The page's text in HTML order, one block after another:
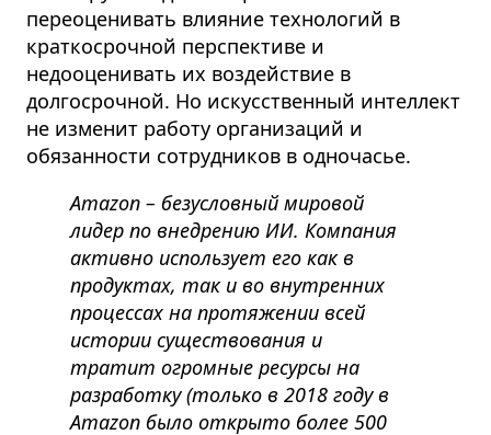
переоценивать влияние технологий в
краткосрочной перспективе и
недооценивать их воздействие в
долгосрочной. Но искусственный интеллект
не изменит работу организаций и
обязанности сотрудников в одночасье.
Amazon – безусловный мировой
лидер по внедрению ИИ. Компания
активно использует его как в
продуктах, так и во внутренних
процессах на протяжении всей
истории существования и
тратит огромные ресурсы на
разработку (только в 2018 году в
Amazon было открыто более 500